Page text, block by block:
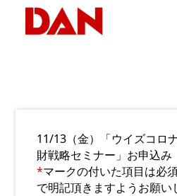
11/13（金）「ウイズコロ
財戦略セミナー」お申込み
*マークの付いた項目は必
で明記頂きますようお願い